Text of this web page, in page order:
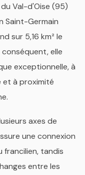
Val-d'Oise (95)
Saint-Germain
sur 5,16 km² le
conséquent, elle
exceptionnelle, à
et à proximité
axes de
une connexion
francilien, tandis
entre les